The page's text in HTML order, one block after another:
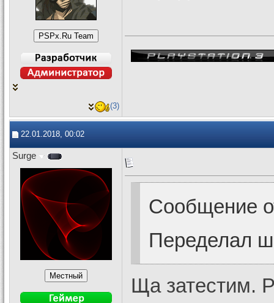
(3)
22.01.2018, 00:02
Surge
Сообщение
Переделал
Ща затестим.